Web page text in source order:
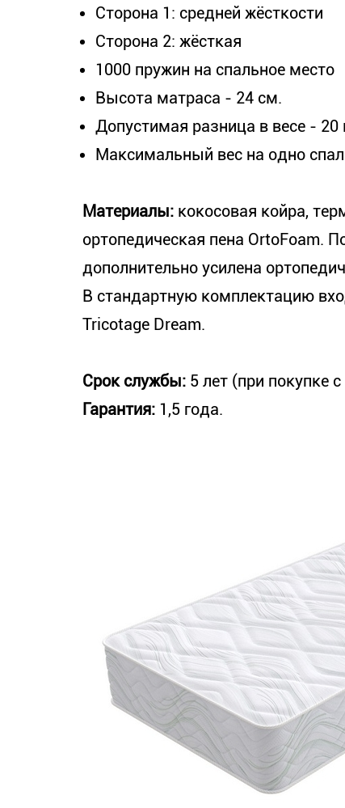
Сторона 1: средней жёсткости
Сторона 2: жёсткая
1000 пружин на спальное место
Высота матраса - 24 см.
Допустимая разница в весе - 20
Максимальный вес на одно
Материалы: кокосовая койра,
ортопедическая пена OrtoFoam.
дополнительно усилена
В стандартную комплектацию
Tricotage Dream.
Срок службы: 5 лет (при покупке
Гарантия: 1,5 года.